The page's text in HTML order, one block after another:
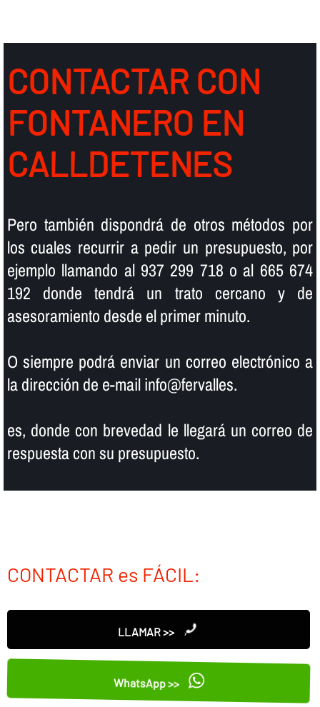
CONTACTAR CON
FONTANERO EN
CALLDETENES
Pero también dispondrá de otros métodos por
los cuales recurrir a pedir un presupuesto, por
ejemplo llamando al 937 299 718 o al 665 674
192 donde tendrá un trato cercano y de
asesoramiento desde el primer minuto.
O siempre podrá enviar un correo electrónico a
la dirección de e-mail info@fervalles.
es, donde con brevedad le llegará un correo de
respuesta con su presupuesto.
CONTACTAR es FÁCIL:
LLAMAR >>
WhatsApp >>